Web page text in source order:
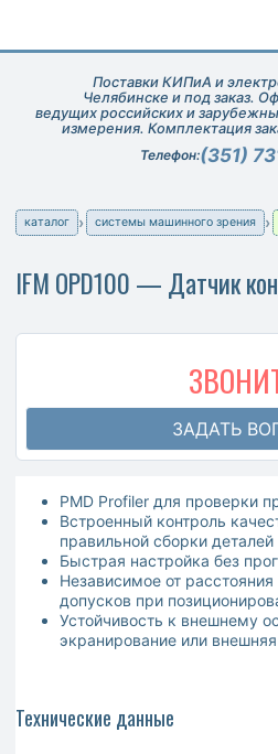
Поставки КИПиА и
Челябинске и под заказ.
ведущих российских и
измерения. Комплектация
техническая поддержка
Телефон:(351)
каталог системы машинного зрения
IFM OPD100 — Датчик
ЗАДАТЬ
PMD Profiler для проверки
Встроенный контроль
правильной сборки деталей
Быстрая настройка без
Независимое от
допусков при
Устойчивость к внешнему
экранирование или
Технические данные